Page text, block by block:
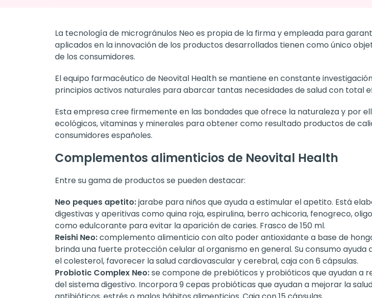
La tecnología de microgránulos Neo es propia de la firma y empleada para
aplicados en la innovación de los productos desarrollados tienen como único
de los consumidores.
El equipo farmacéutico de Neovital Health se mantiene en constante
principios activos naturales para abarcar tantas necesidades de salud con total
Esta empresa cree firmemente en las bondades que ofrece la naturaleza y por
ecológicos, vitaminas y minerales para obtener como resultado productos de
consumidores españoles.
Complementos alimenticios de Neovital Health
Entre su gama de productos se pueden destacar:
Neo peques apetito:jarabe para niños que ayuda a estimular el apetito. Está
digestivas y aperitivas como quina roja, espirulina, berro achicoria, fenogreco,
como edulcorante para evitar la aparición de caries. Frasco de 150 ml.
Reishi Neo:complemento alimenticio con alto poder antioxidante a base de
brinda una fuerte protección celular al organismo en general. Su consumo
el colesterol, favorecer la salud cardiovascular y cerebral, caja con 6 cápsulas.
Probiotic Complex Neo:se compone de prebióticos y probióticos que ayudan
del sistema digestivo. Incorpora 9 cepas probióticas que ayudan a mejorar la